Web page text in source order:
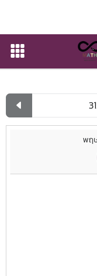
ปฏิทินกิจกรร
ปฏิทินกิจกรรมของหน่ว
พฤ